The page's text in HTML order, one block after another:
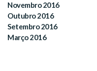
Novembro 2016
Outubro 2016
Setembro 2016
Março 2016